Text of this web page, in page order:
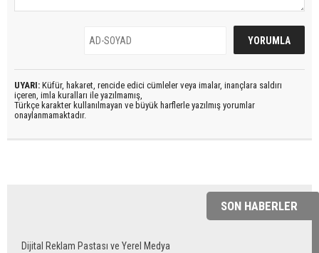
UYARI: Küfür, hakaret, rencide edici cümleler veya imalar, inançlara saldırı
içeren, imla kuralları ile yazılmamış,
Türkçe karakter kullanılmayan ve büyük harflerle yazılmış yorumlar
onaylanmamaktadır.
SON HABERLER
Dijital Reklam Pastası ve Yerel Medya